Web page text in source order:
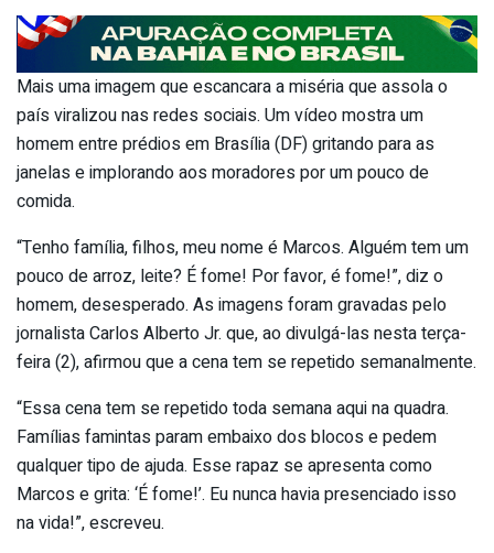
Mais uma imagem que escancara a miséria que assola o
país viralizou nas redes sociais. Um vídeo mostra um
homem entre prédios em Brasília (DF) gritando para as
janelas e implorando aos moradores por um pouco de
comida.
“Tenho família, filhos, meu nome é Marcos. Alguém tem um
pouco de arroz, leite? É fome! Por favor, é fome!”, diz o
homem, desesperado. As imagens foram gravadas pelo
jornalista Carlos Alberto Jr. que, ao divulgá-las nesta terça-
feira (2), afirmou que a cena tem se repetido semanalmente.
“Essa cena tem se repetido toda semana aqui na quadra.
Famílias famintas param embaixo dos blocos e pedem
qualquer tipo de ajuda. Esse rapaz se apresenta como
Marcos e grita: ‘É fome!’. Eu nunca havia presenciado isso
na vida!”, escreveu.